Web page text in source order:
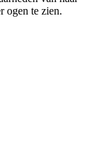
ogen te zien.